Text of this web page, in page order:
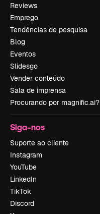
Reviews
Emprego
Tendências de pesquisa
Blog
Eventos
Slidesgo
Vender conteúdo
Sala de imprensa
Procurando por magnific.ai?
Siga-nos
Suporte ao cliente
Instagram
YouTube
LinkedIn
TikTok
Discord